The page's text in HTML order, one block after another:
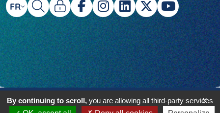
FR
© Beyond Plastic Med - 2024 - réalisé par l'agenceX
By continuing to scroll, you are allowing all third-party services